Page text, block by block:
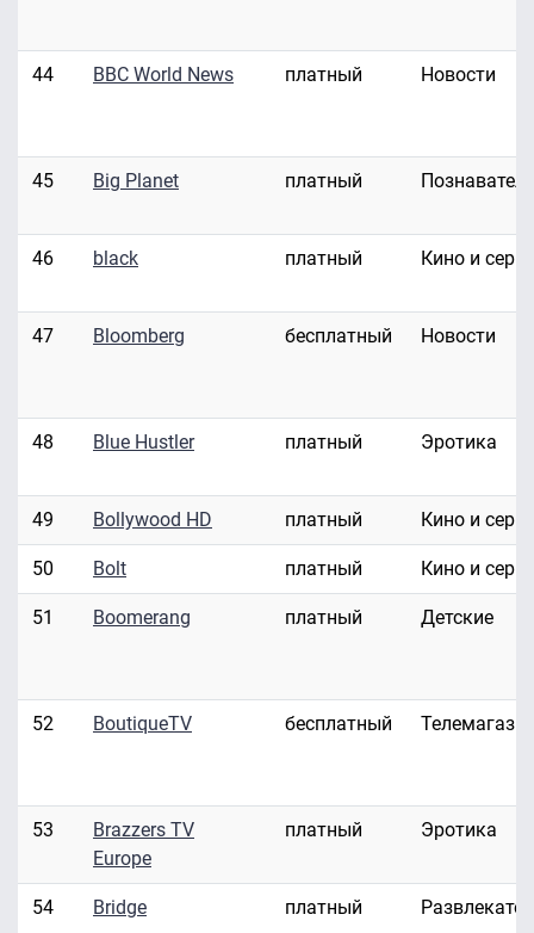
44 BBC World News платный Новости
45 Big Planet платный
46 black платный Кино и
47 Bloomberg бесплатный Новости
48 Blue Hustler платный Эротика
49 Bollywood HD платный Кино и
50 Bolt платный Кино и
51 Boomerang платный Детские
52 BoutiqueTV бесплатный
53
Brazzers TV
Europe
платный Эротика
54 Bridge платный